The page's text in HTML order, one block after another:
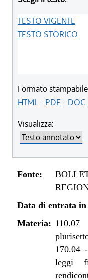
TESTO VIGENTE
TESTO STORICO
Formato
HTML- PDF - DOC
Visualizza:
Fonte:
Data di entrata in
Materia: 110.07
170.04
leggi